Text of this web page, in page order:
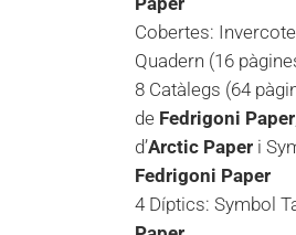
Cobertes:
Quadern (16
8 Catàlegs (64
de Fedrigoni Paper
d’Arctic Paper i
Fedrigoni Paper
4 Díptics: Symbol